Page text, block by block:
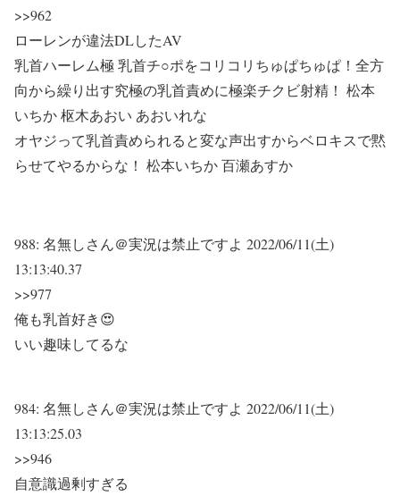
>>962
ローレンが違法DLしたAV
乳首ハーレム極 乳首チ○ポをコリコリちゅぱちゅぱ！全方
向から繰り出す究極の乳首責めに極楽チクビ射精！ 松本
いちか 枢木あおい あおいれな
オヤジって乳首責められると変な声出すからベロキスで黙
らせてやるからな！ 松本いちか 百瀬あすか
988: 名無しさん＠実況は禁止ですよ 2022/06/11(土)
13:13:40.37
>>977
俺も乳首好き😍
いい趣味してるな
984: 名無しさん＠実況は禁止ですよ 2022/06/11(土)
13:13:25.03
>>946
自意識過剰すぎる